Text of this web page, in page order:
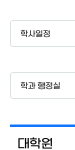
학사일정
학과 행정실
대학원